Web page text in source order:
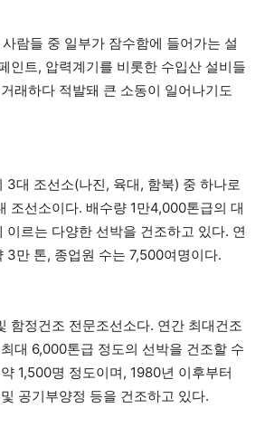
람들 중 일부가 잠수함에 들어가는 설
인트, 압력계기를 비롯한 수입산 설비들
래하다 적발돼 큰 소동이 일어나기도
3대 조선소(나진, 육대, 함북) 중 하나로
조선소이다. 배수량 1만4,000톤급의 대
이르는 다양한 선박을 건조하고 있다. 연
3만 톤, 종업원 수는 7,500여명이다.
함정건조 전문조선소다. 연간 최대건조
대 6,000톤급 정도의 선박을 건조할 수
1,500명 정도이며, 1980년 이후부터
공기부양정 등을 건조하고 있다.